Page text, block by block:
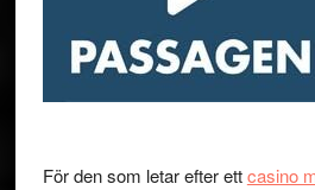
För den som letar efter ettcasino